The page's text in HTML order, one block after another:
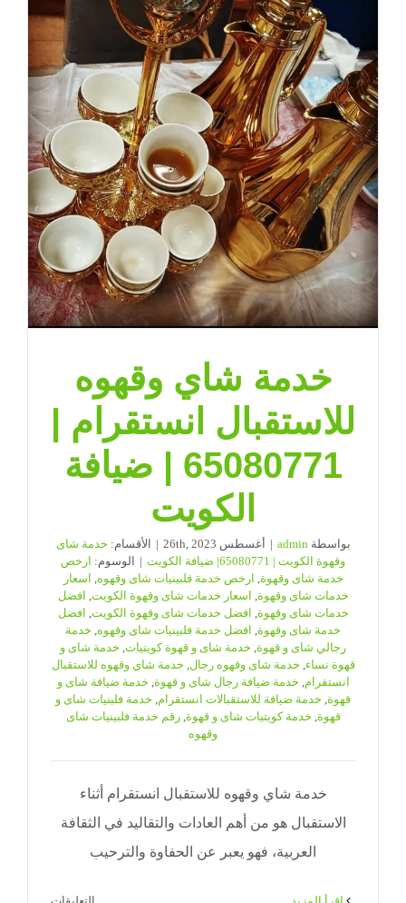
ضيافة
الكويت
مغلقة
خدمة شاي وقهوه
للاستقبال انستقرام |
65080771 | ضيافة
الكويت
بواسطةadmin
| أغسطس 26th, 2023 | الأقسام: خدمة شاى
وقهوة الكويت | 65080771| ضيافة الكويت
| الوسوم: ارخص
خدمة شاى وقهوة, ارخص خدمة فلبينيات شاى وقهوه, اسعار
خدمات شاى وقهوة, اسعار خدمات شاى وقهوة الكويت, افضل
خدمات شاى وقهوة, افضل خدمات شاى وقهوة الكويت, افضل
خدمة شاى وقهوة, افضل خدمة فلبينيات شاى وقهوه, خدمة
رجالي شاى و قهوة, خدمة شاى و قهوة كويتيات, خدمة شاى و
قهوة نساء, خدمة شاى وقهوه رجال, خدمة شاي وقهوه للاستقبال
انستقرام, خدمة ضيافة رجال شاى و قهوة, خدمة ضيافة شاى و
قهوة, خدمة ضيافة للاستقبالات انستقرام, خدمة فلبنيات شاى و
قهوة, خدمة كويتيات شاى و قهوة,رقم خدمة فلبينيات شاى
وقهوه
خدمة شاي وقهوه للاستقبال انستقرام أثناء
الاستقبال هو من أهم العادات والتقاليد في الثقافة
العربية، فهو يعبر عن الحفاوة والترحيب